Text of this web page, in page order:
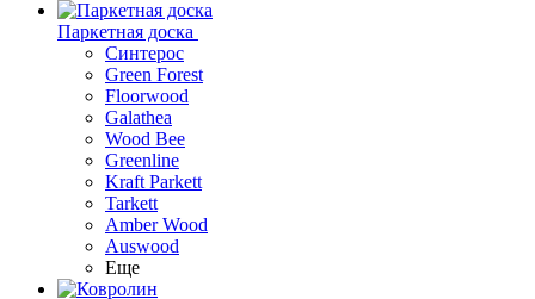
Паркетная доска
Синтерос
Green Forest
Floorwood
Galathea
Wood Bee
Greenline
Kraft Parkett
Tarkett
Amber Wood
Auswood
Еще